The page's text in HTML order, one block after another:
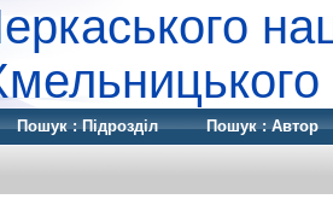
Пошук : Підрозділ Пошук : Автор